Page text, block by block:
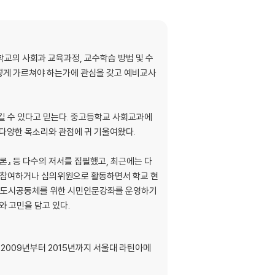
의 사회과 교육과정, 교수학습 방법 및 수
가르쳐야 하는가에 관심을 갖고 예비교사
수 있다고 믿는다. 중고등학교 사회교과에
양한 목소리와 관점에 귀 기울여왔다.
』 등 다수의 저서를 집필했고, 최근에는 다
여하거나 심의위원으로 활동하면서 학교 현
시공동체를 위한 시민인문강좌를 운영하기
고민을 담고 있다.
년부터 2015년까지 서울대 라틴아메